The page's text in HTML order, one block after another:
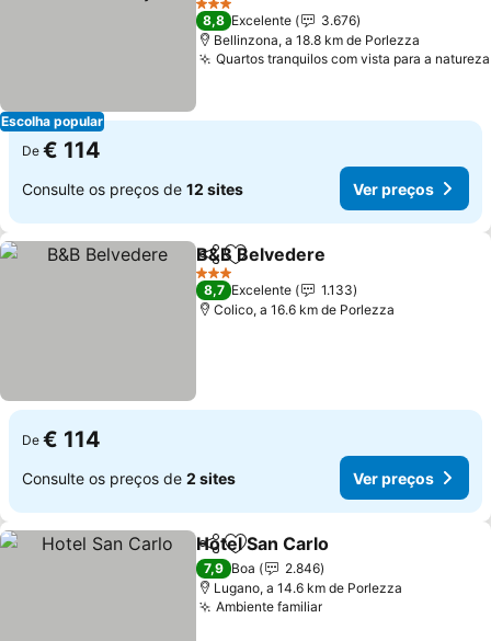
Escolha popular
3 Estrelas
8,8 Excelente
3.676
Bellinzona, a 18.8 km de Porlezza
Quartos tranquilos com vista para a natureza
De € 114
Consulte os preços de 12 sites Ver preços
PartilharAdicionar aos favoritos
B&B Belvedere
3 Estrelas
8,7 Excelente
1.133
Colico, a 16.6 km de Porlezza
De € 114
Consulte os preços de 2 sites Ver preços
PartilharAdicionar aos favoritos
Hotel San Carlo
7,9 Boa
2.846
Lugano, a 14.6 km de Porlezza
Ambiente familiar